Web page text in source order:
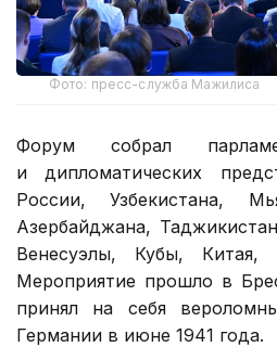
Фото: пресс-служба Мажилиса
Форум собрал
и дипломатических
России, Узбекистана,
Азербайджана,
Венесуэлы, Кубы,
Мероприятие прошло в
принял на себя
Германии в июне 1941 года.